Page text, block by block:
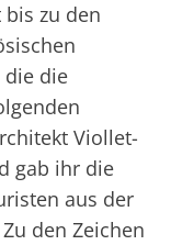
bis zu den
die die
Viollet-
gab ihr die
aus der
den Zeichen